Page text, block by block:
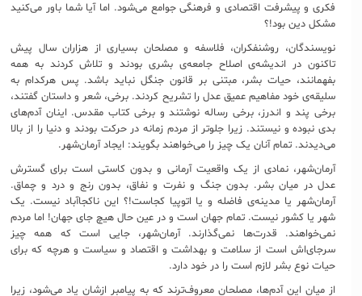
فکری و پیشرفت اقتصادی و فرهنگی جوامع می‌شود. اما آیا شما باور می‌کنید
مشکل دین بود!؟
نویسندگان، روشنفکران، فلاسفه و مصلحان بسیاری از هزاران سال پیش
تاکنون در اندیشه‌ی اصلاح جامعه‌ی بشری بودند و تلاش کردند به همه
بفهمانند، حیات بشر، مبتنی بر قانون جنگل نباید باشد. پس هرکدام به
سلیقه‌ی خود مفاهیم عمیق عدل را تشریح کردند. برخی، شعر و داستان گفتند،
برخی پند و اندرز، برخی رساله نوشتند و برخی کتاب مقدس. اینان آدم‌های
بدی نبوده و نیستند. زیرا جلوتر از مردم زمانه در حرکت بودند و دنیا را از بالا
می‌دیدند. تمام آنان یک چیز را می‌خواهند بگویند: ایجاد آرمان‌شهر.
آرمان‌شهر، نمادی از یک واقعیت آرمانی و بدون کاستی است برای گسترش
عدل در میان بشر. بدون جنگ و نفرت و نفاق، بدون رنج و درد و چماق.
آرمان‌شهر یا مدینه‌ی فاضله و یا اتوپیا کجاست!؟ این ناکجاآباد نیست. یک
شهر یا کشور نیست. تمام جهان است و در عین حال هیچ‌ جای جهان! اما مردم
نمی‌خواهند. قدرت‌ها نمی‌گذارند. آرمان‌شهر، جایی است که همه چیز
سرجای‌اش است از سلامت و بهداشت و اقتصاد و سیاست و هرچه که برای
حیات نوع بشر لازم است را در خود دارد.
از میان این آدم‌ها، مصلحان معروف‌ترند که به پیامبر ازشان یاد می‌شود، زیرا